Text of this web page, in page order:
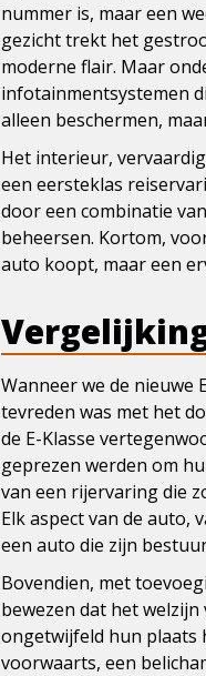
nummer is, maar een
gezicht trekt het
moderne flair. Maar
infotainmentsystemen
alleen beschermen,
Het interieur,
een eersteklas
door een combinatie
beheersen. Kortom,
auto koopt, maar een
Wanneer we de nieuwe
tevreden was met het
de E-Klasse
geprezen werden om
van een rijervaring die
Elk aspect van de
een auto die zijn
Bovendien, met
bewezen dat het
ongetwijfeld hun plaats
voorwaarts, een